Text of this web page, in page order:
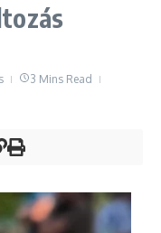
3 Mins Read